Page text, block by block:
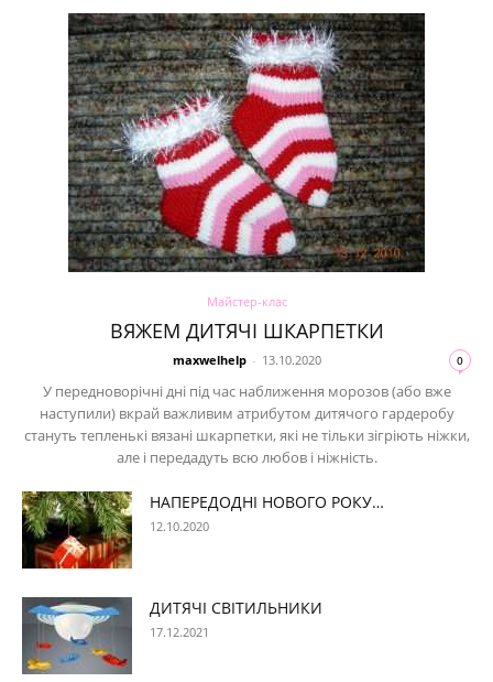
Майстер-клас
ВЯЖЕМ ДИТЯЧІ ШКАРПЕТКИ
maxwelhelp - 13.10.2020 0
У передноворічні дні під час наближення морозов (або вже
наступили) вкрай важливим атрибутом дитячого гардеробу
стануть тепленькі вязані шкарпетки, які не тільки зігріють ніжки,
але і передадуть всю любов і ніжність.
НАПЕРЕДОДНІ НОВОГО РОКУ…
12.10.2020
ДИТЯЧІ СВІТИЛЬНИКИ
17.12.2021